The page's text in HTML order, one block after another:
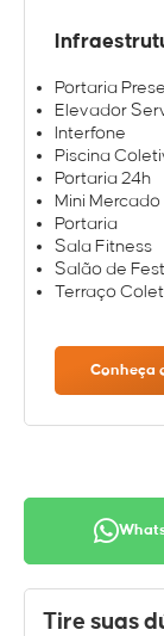
Portaria
Elevador
Interfone
Piscina
Portaria 24h
Mini Mercado
Portaria
Sala Fitness
Salão de
Terraço
Conheça
Tire suas